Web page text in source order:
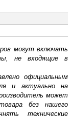
могут включать
не входящие в
официальным
и актуально на
может
без нашего
технические